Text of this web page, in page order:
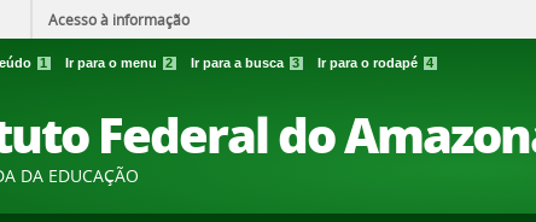
Acesso à informação
1 Ir para o menu 2 Ir para a busca 3 Ir para o rodapé 4
Federal do
DA EDUCAÇÃO